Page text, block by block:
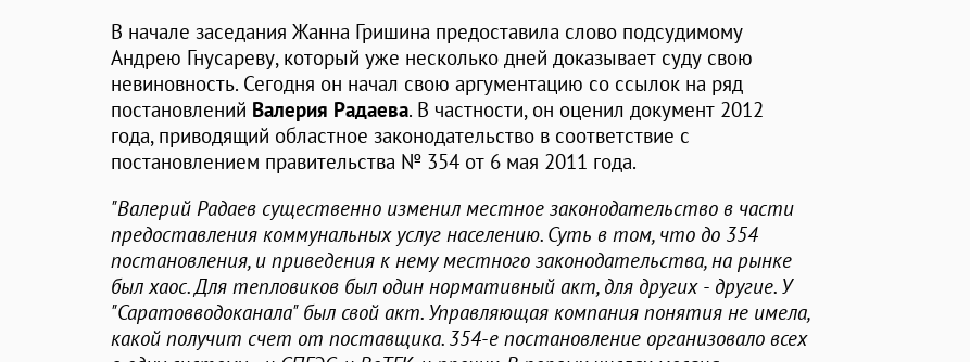
В начале заседания Жанна Гришина предоставила слово подсудимому
Андрею Гнусареву, который уже несколько дней доказывает суду свою
невиновность. Сегодня он начал свою аргументацию со ссылок на ряд
постановлений Валерия Радаева. В частности, он оценил документ 2012
года, приводящий областное законодательство в соответствие с
постановлением правительства № 354 от 6 мая 2011 года.
"Валерий Радаев существенно изменил местное законодательство в части
предоставления коммунальных услуг населению. Суть в том, что до 354
постановления, и приведения к нему местного законодательства, на рынке
был хаос. Для тепловиков был один нормативный акт, для других - другие. У
"Саратовводоканала" был свой акт. Управляющая компания понятия не имела,
какой получит счет от поставщика. 354-е постановление организовало всех